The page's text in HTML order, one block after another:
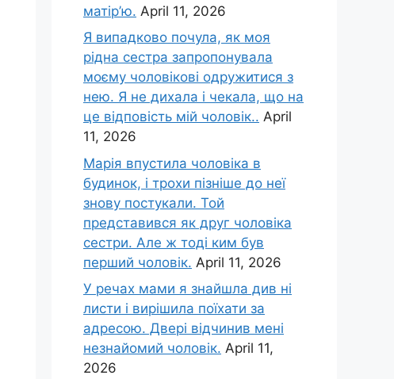
матір’ю. April 11, 2026
Я випадково почула, як моя
рідна сестра запропонувала
моєму чоловікові одружитися з
нею. Я не дихала і чекала, що на
це відповість мій чоловік.. April
11, 2026
Марія впустила чоловіка в
будинок, і трохи пізніше до неї
знову постукали. Той
представився як друг чоловіка
сестри. Але ж тоді ким був
перший чоловік. April 11, 2026
У речах мами я знайшла див ні
листи і вирішила поїхати за
адресою. Двері відчинив мені
незнайомий чоловік. April 11,
2026